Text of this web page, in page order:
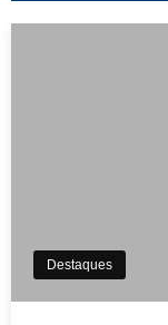
Destaques